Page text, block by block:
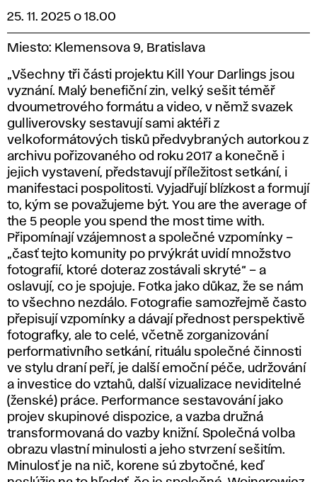
25. 11. 2025 o 18.00
Miesto: Klemensova 9, Bratislava
„Všechny tři části projektu Kill Your Darlings jsou
vyznání. Malý benefiční zin, velký sešit téměř
dvoumetrového formátu a video, v němž svazek
gulliverovsky sestavují sami aktéři z
velkoformátových tisků předvybraných autorkou z
archivu pořizovaného od roku 2017 a konečně i
jejich vystavení, představují příležitost setkání, i
manifestaci pospolitosti. Vyjadřují blízkost a formují
to, kým se považujeme být. You are the average of
the 5 people you spend the most time with.
Připomínají vzájemnost a společné vzpomínky –
„časť tejto komunity po prvýkrát uvidí množstvo
fotografií, ktoré doteraz zostávali skryté“ – a
oslavují, co je spojuje. Fotka jako důkaz, že se nám
to všechno nezdálo. Fotografie samozřejmě často
přepisují vzpomínky a dávají přednost perspektivě
fotografky, ale to celé, včetně zorganizování
performativního setkání, rituálu společné činnosti
ve stylu draní peří, je další emoční péče, udržování
a investice do vztahů, další vizualizace neviditelné
(ženské) práce. Performance sestavování jako
projev skupinové dispozice, a vazba družná
transformovaná do vazby knižní. Společná volba
obrazu vlastní minulosti a jeho stvrzení sešitím.
Minulosť je na nič, korene sú zbytočné, keď